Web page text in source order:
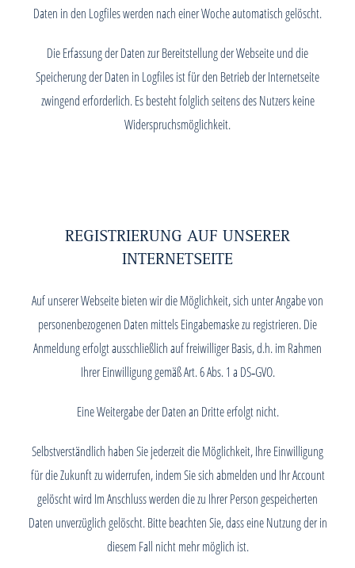
Daten in den Logfiles werden nach einer Woche automatisch gelöscht.
Die Erfassung der Daten zur Bereitstellung der Webseite und die
Speicherung der Daten in Logfiles ist für den Betrieb der Internetseite
zwingend erforderlich. Es besteht folglich seitens des Nutzers keine
Widerspruchsmöglichkeit.
REGISTRIERUNG AUF UNSERER
INTERNETSEITE
Auf unserer Webseite bieten wir die Möglichkeit, sich unter Angabe von
personenbezogenen Daten mittels Eingabemaske zu registrieren. Die
Anmeldung erfolgt ausschließlich auf freiwilliger Basis, d.h. im Rahmen
Ihrer Einwilligung gemäß Art. 6 Abs. 1 a DS‑GVO.
Eine Weitergabe der Daten an Dritte erfolgt nicht.
Selbstverständlich haben Sie jederzeit die Möglichkeit, Ihre Einwilligung
für die Zukunft zu widerrufen, indem Sie sich abmelden und Ihr Account
gelöscht wird Im Anschluss werden die zu Ihrer Person gespeicherten
Daten unverzüglich gelöscht. Bitte beachten Sie, dass eine Nutzung der in
diesem Fall nicht mehr möglich ist.